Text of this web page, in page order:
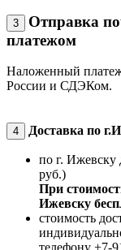
3
Отправка
платежом
Наложенный платеж
России и СДЭКом.
4 Доставка по
по г. Ижевску
руб.)
При
Ижевску
стоимость
телефону +7-